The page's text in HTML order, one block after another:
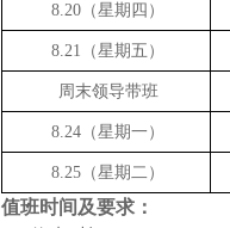
8.20（星期四）
8.21（星期五）
周末领导带班
8.24（星期一）
8.25（星期二）
值班时间及要求：